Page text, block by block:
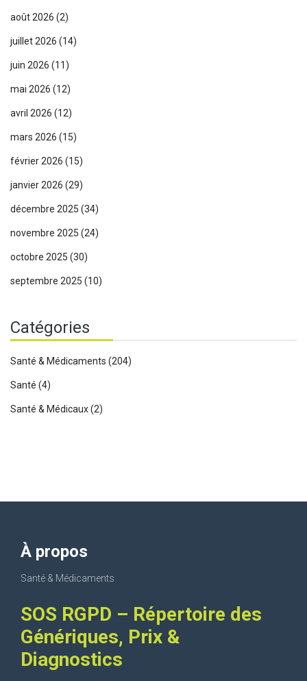
août 2026 (2)
juillet 2026 (14)
juin 2026 (11)
mai 2026 (12)
avril 2026 (12)
mars 2026 (15)
février 2026 (15)
janvier 2026 (29)
décembre 2025 (34)
novembre 2025 (24)
octobre 2025 (30)
septembre 2025 (10)
Catégories
Santé & Médicaments (204)
Santé (4)
Santé & Médicaux(2)
À propos
Santé & Médicaments
SOS RGPD – Répertoire des
Génériques, Prix &
Diagnostics